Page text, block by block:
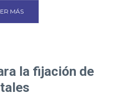
MÁS
la fijación de